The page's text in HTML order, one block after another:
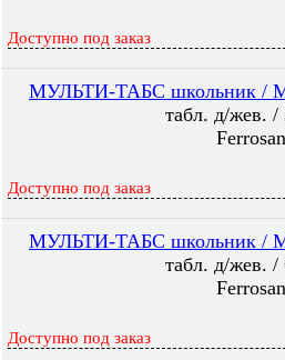
Доступно под заказ
МУЛЬТИ-ТАБС школьник /
табл. д/жев. /
Ferrosan
Доступно под заказ
МУЛЬТИ-ТАБС школьник /
табл. д/жев. /
Ferrosan
Доступно под заказ